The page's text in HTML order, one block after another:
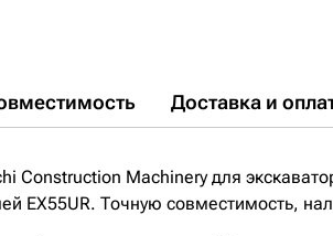
Доставка и
Construction Machinery для
EX55UR. Точную совместимость,